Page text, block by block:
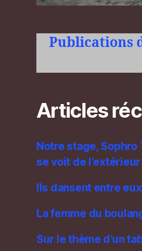
Publications
Articles
Notre stage,
se voit de
Ils dansent entre
La femme du
Sur le thème d’un